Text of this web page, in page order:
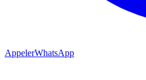
AppelerWhatsApp